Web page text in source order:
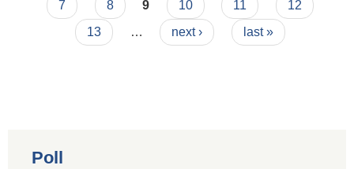
7
8 9 10 11
12
13
… next › last »
Poll